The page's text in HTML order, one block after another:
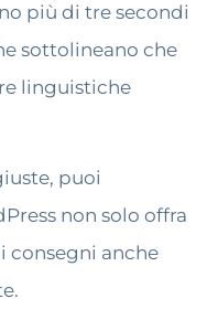
più di tre secondi
sottolineano che
linguistiche
puoi
non solo offra
consegni anche